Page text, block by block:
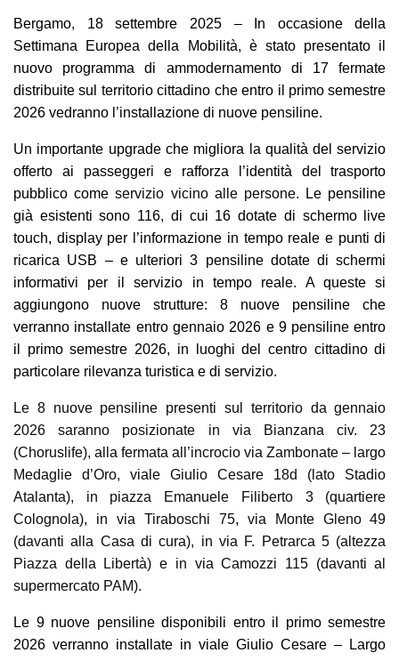
Bergamo, 18 settembre 2025 – In occasione della
Settimana Europea della Mobilità, è stato presentato il
nuovo programma di ammodernamento di 17 fermate
distribuite sul territorio cittadino che entro il primo semestre
2026 vedranno l’installazione di nuove pensiline.
Un importante upgrade che migliora la qualità del servizio
offerto ai passeggeri e rafforza l’identità del trasporto
pubblico comeservizio vicino alle persone. Le pensiline
già esistenti sono 116, di cui 16 dotate di schermo live
touch, display per l’informazione in tempo reale e punti di
ricarica USB – e ulteriori 3 pensiline dotate di schermi
informativi per il servizio in tempo reale. A queste si
aggiungono nuove strutture: 8 nuove pensiline che
verranno installate entro gennaio 2026 e 9 pensiline entro
il primo semestre 2026, in luoghi del centro cittadino di
particolare rilevanza turistica e di servizio.
Le 8 nuove pensiline presenti sul territorio da gennaio
2026 saranno posizionate in via Bianzana civ. 23
(Choruslife), alla fermata all’incrocio via Zambonate – largo
Medaglie d’Oro, viale Giulio Cesare 18d (lato Stadio
Atalanta), in piazza Emanuele Filiberto 3 (quartiere
Colognola), in via Tiraboschi 75, via Monte Gleno 49
(davanti alla Casa di cura), in via F. Petrarca 5 (altezza
Piazza della Libertà) e in via Camozzi 115 (davanti al
supermercato PAM).
Le 9 nuove pensiline disponibili entro il primo semestre
2026 verranno installate in viale Giulio Cesare – Largo